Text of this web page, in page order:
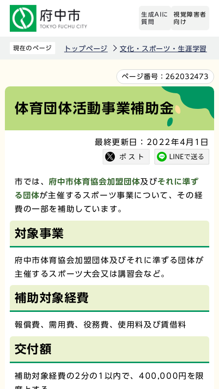
先
す
生成AIに
質問
視覚障害者
向け
現在のページ トップページ 文化・スポーツ・生涯学習
文
か
ページ番号： 262032473
体育団体活動事業補助金
最終更新日：2022年4月1日
市では、 府中市体育協会加盟団体及びそれに準ず
る団体が主催するスポーツ事業について、その経
費の一部を補助しています。
対象事業
府中市体育協会加盟団体及びそれに準ずる団体が
主催するスポーツ大会又は講習会など。
補助対象経費
報償費、需用費、役務費、使用料及び賃借料
交付額
補助対象経費の2分の1以内で、400,000円を限